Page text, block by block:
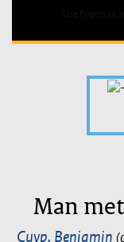
Man
Cuyp, Benjamin